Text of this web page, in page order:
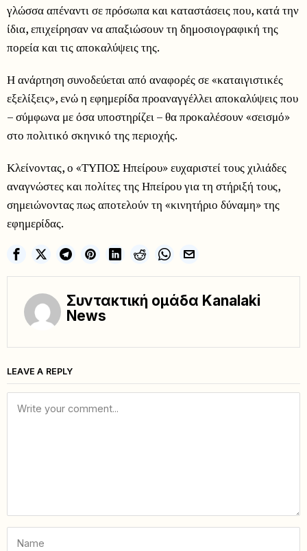
γλώσσα απέναντι σε πρόσωπα και καταστάσεις που, κατά την
ίδια, επιχείρησαν να απαξιώσουν τη δημοσιογραφική της
πορεία και τις αποκαλύψεις της.
Η ανάρτηση συνοδεύεται από αναφορές σε «καταιγιστικές
εξελίξεις», ενώ η εφημερίδα προαναγγέλλει αποκαλύψεις που
– σύμφωνα με όσα υποστηρίζει – θα προκαλέσουν «σεισμό»
στο πολιτικό σκηνικό της περιοχής.
Κλείνοντας, ο «ΤΥΠΟΣ Ηπείρου» ευχαριστεί τους χιλιάδες
αναγνώστες και πολίτες της Ηπείρου για τη στήριξή τους,
σημειώνοντας πως αποτελούν τη «κινητήριο δύναμη» της
εφημερίδας.
Συντακτική ομάδα Kanalaki
News
LEAVE A REPLY